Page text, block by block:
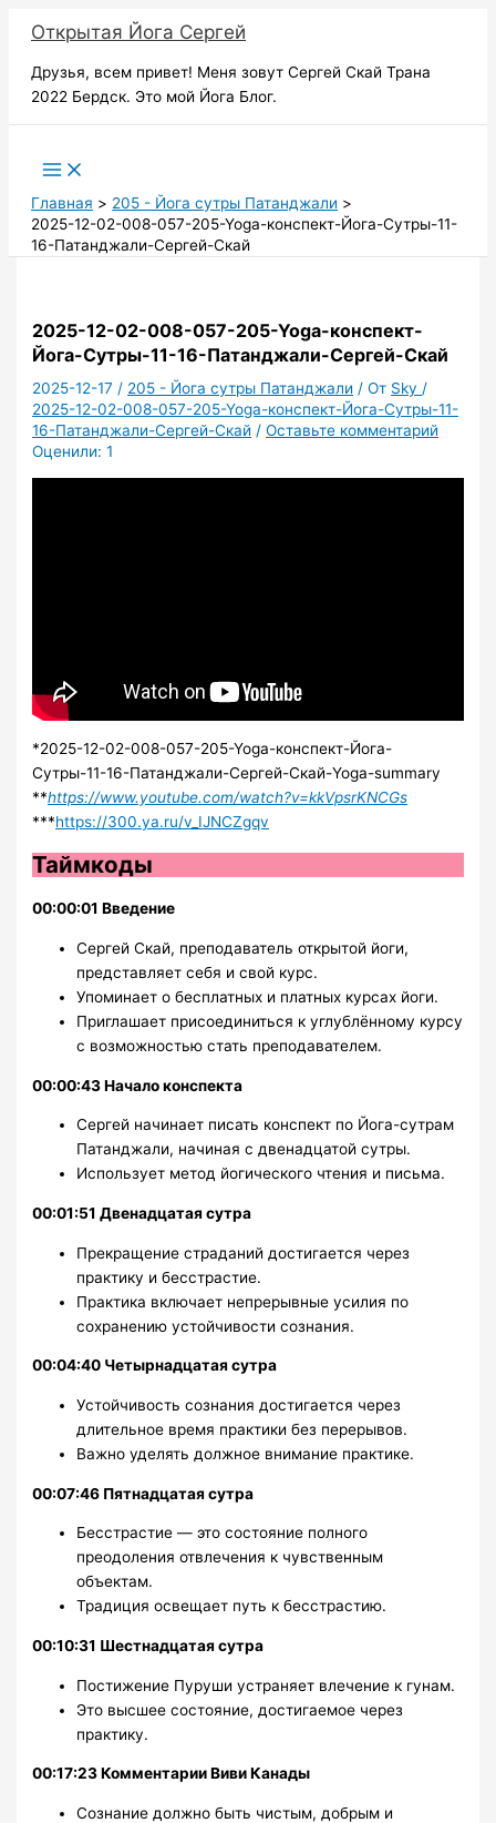
содержимому
Открытая Йога Сергей
Друзья, всем привет! Меня зовут Сергей Скай Трана
2022 Бердск. Это мой Йога Блог.
Главная
205 - Йога сутры Патанджали
2025-12-02-008-057-205-Yoga-конспект-Йога-Сутры-11-
16-Патанджали-Сергей-Скай
2025-12-02-008-057-205-Yoga-конспект-
Йога-Сутры-11-16-Патанджали-Сергей-Скай
2025-12-17/ 205 - Йога сутры Патанджали / От Sky/
2025-12-02-008-057-205-Yoga-конспект-Йога-Сутры-11-
16-Патанджали-Сергей-Скай /Оставьте комментарий
Оценили: 1
*2025-12-02-008-057-205-Yoga-конспект-Йога-
Сутры-11-16-Патанджали-Сергей-Скай-Yoga-summary
**https://www.youtube.com/watch?v=kkVpsrKNCGs
***https://300.ya.ru/v_IJNCZgqv
Таймкоды
00:00:01 Введение
Сергей Скай, преподаватель открытой йоги,
представляет себя и свой курс.
Упоминает о бесплатных и платных курсах йоги.
Приглашает присоединиться к углублённому курсу
с возможностью стать преподавателем.
00:00:43 Начало конспекта
Сергей начинает писать конспект по Йога-сутрам
Патанджали, начиная с двенадцатой сутры.
Использует метод йогического чтения и письма.
00:01:51 Двенадцатая сутра
Прекращение страданий достигается через
практику и бесстрастие.
Практика включает непрерывные усилия по
сохранению устойчивости сознания.
00:04:40 Четырнадцатая сутра
Устойчивость сознания достигается через
длительное время практики без перерывов.
Важно уделять должное внимание практике.
00:07:46 Пятнадцатая сутра
Бесстрастие — это состояние полного
преодоления отвлечения к чувственным
объектам.
Традиция освещает путь к бесстрастию.
00:10:31 Шестнадцатая сутра
Постижение Пуруши устраняет влечение к гунам.
Это высшее состояние, достигаемое через
практику.
00:17:23 Комментарии Виви Канады
Сознание должно быть чистым, добрым и